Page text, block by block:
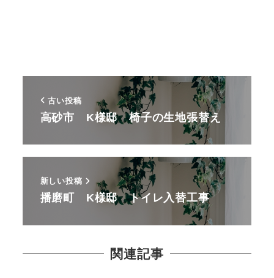
古い投稿
高砂市 K様邸 椅子の生地張替え
新しい投稿
播磨町 K様邸 トイレ入替工事
関連記事